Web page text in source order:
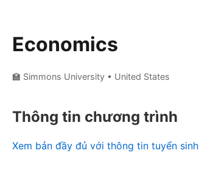
Economics
🏫 Simmons University • United States
Thông tin chương trình
Xem bản đầy đủ với thông tin tuyển sinh